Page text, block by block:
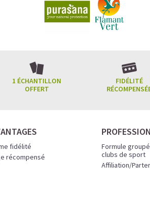
1 ÉCHANTILLON
OFFERT
FIDÉLITÉ
fidélité
récompensé
Formule
clubs de sport
Affiliation/